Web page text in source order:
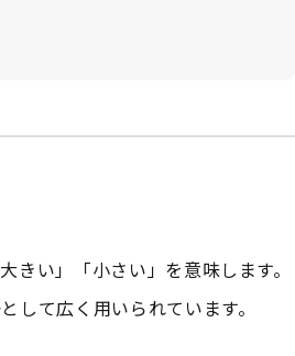
い」「小さい」を意味します。
して広く用いられています。